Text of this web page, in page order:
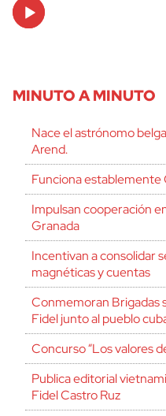
Audio
Player
MINUTO A MINUTO
Nace el astrónomo
Arend.
Funciona establemente
Impulsan cooperación
Granada
Incentivan a consolidar
magnéticas y cuentas
Conmemoran Brigadas
Fidel junto al pueblo
Concurso “Los valores
Publica editorial
Fidel Castro Ruz